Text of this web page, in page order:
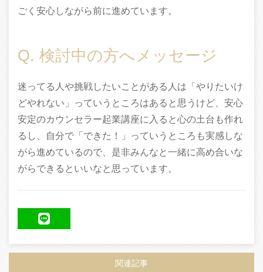
ごく安心しながら前に進めています。
Q. 検討中の方へメッセージ
迷ってる人や挑戦したいことがある人は「やりたいけ
どやれない」っていうところはあると思うけど、安心
安定のカウンセラー起業講座に入ると心の土台も作れ
るし、自分で「できた！」っていうところも実感しな
がら進めているので、是非みんなと一緒に高め合いな
がらできるといいなと思っています。
関連記事